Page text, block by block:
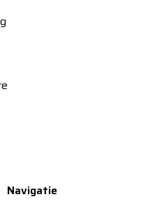
Navigatie